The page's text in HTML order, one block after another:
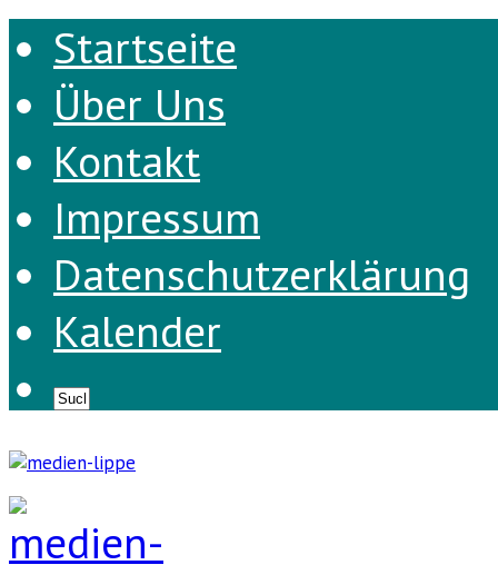
Startseite
Über Uns
Kontakt
Impressum
Datenschutzerklärung
Kalender